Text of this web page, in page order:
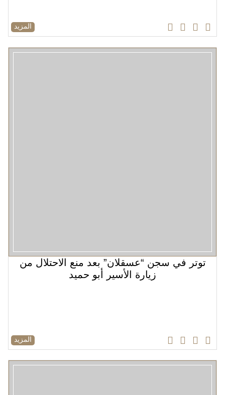
المزيد
توتر في سجن “عسقلان” بعد منع الاحتلال من
زيارة الأسير أبو حميد
المزيد